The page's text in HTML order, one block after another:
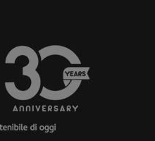
e le schede tecniche è
ancora non hai un
del tuo profilo e